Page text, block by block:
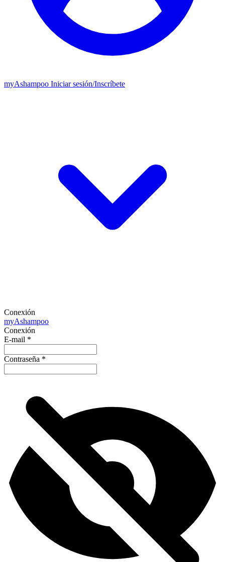
myAshampoo Iniciar sesión/Inscríbete
Conexión
myAshampoo
Conexión
E-mail *
Contraseña *